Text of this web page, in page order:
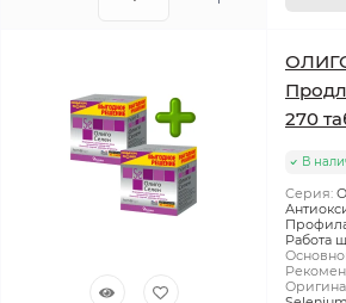
270
В
Серия:
Работа